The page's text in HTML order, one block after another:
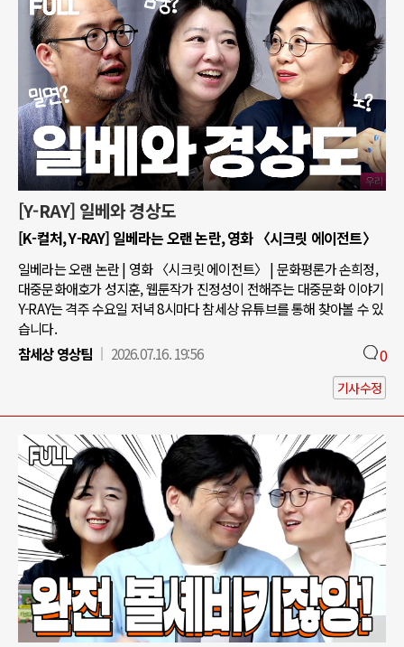
[Y-RAY] 일베와 경상도
[K-컬처, Y-RAY] 일베라는 오랜 논란, 영화 〈시크릿 에이전트〉
일베라는 오랜 논란 | 영화 〈시크릿 에이전트〉 | 문화평론가 손희정,
대중문화애호가 성지훈, 웹툰작가 진정성이 전해주는 대중문화 이야기
Y-RAY는 격주 수요일 저녁 8시마다 참세상 유튜브를 통해 찾아볼 수 있
습니다.
참세상 영상팀
2026.07.16. 19:56 0
기사수정